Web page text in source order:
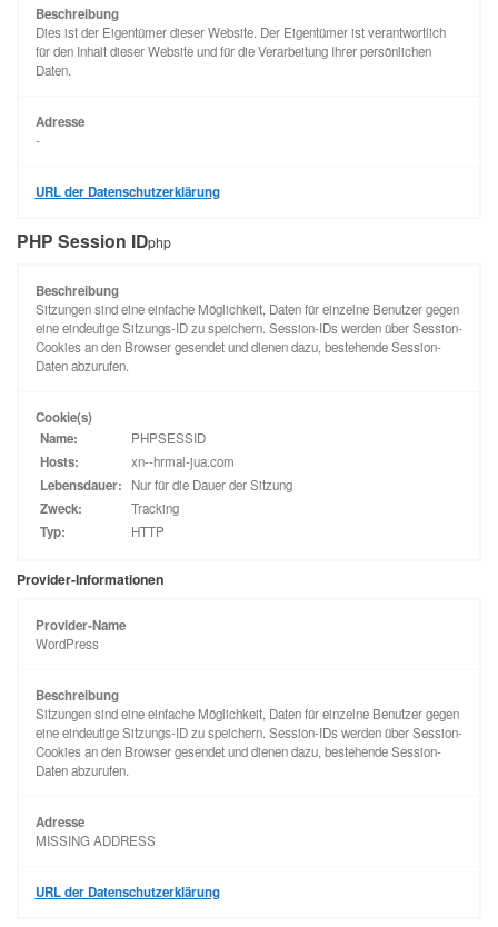
Beschreibung
Dies ist der Eigentümer dieser Website. Der Eigentümer ist verantwortlich
für den Inhalt dieser Website und für die Verarbeitung Ihrer persönlichen
Daten.
Adresse
-
URL der Datenschutzerklärung
PHP Session IDphp
Beschreibung
Sitzungen sind eine einfache Möglichkeit, Daten für einzelne Benutzer gegen
eine eindeutige Sitzungs-ID zu speichern. Session-IDs werden über Session-
Cookies an den Browser gesendet und dienen dazu, bestehende Session-
Daten abzurufen.
Cookie(s)
Name:
PHPSESSID
Hosts: xn--hrmal-jua.com
Lebensdauer: Nur für die Dauer der Sitzung
Zweck: Tracking
Typ: HTTP
Provider-Informationen
Provider-Name
WordPress
Beschreibung
Sitzungen sind eine einfache Möglichkeit, Daten für einzelne Benutzer gegen
eine eindeutige Sitzungs-ID zu speichern. Session-IDs werden über Session-
Cookies an den Browser gesendet und dienen dazu, bestehende Session-
Daten abzurufen.
Adresse
MISSING ADDRESS
URL der Datenschutzerklärung